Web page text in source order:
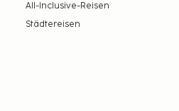
All-Inclusive-Reisen
Städtereisen